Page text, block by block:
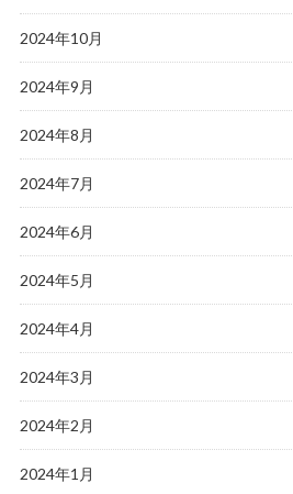
2024年10月
2024年9月
2024年8月
2024年7月
2024年6月
2024年5月
2024年4月
2024年3月
2024年2月
2024年1月